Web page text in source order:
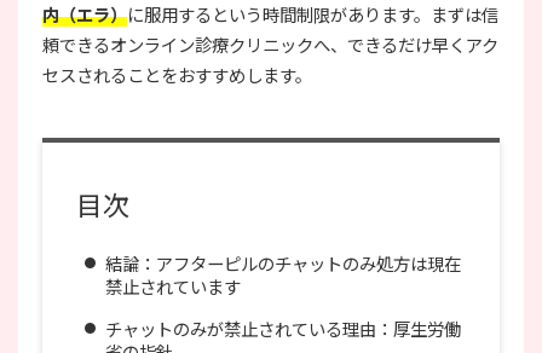
内（エラ）に服用するという時間制限があります。まずは信
頼できるオンライン診療クリニックへ、できるだけ早くアク
セスされることをおすすめします。
目次
結論：アフターピルのチャットのみ処方は現在
禁止されています
チャットのみが禁止されている理由：厚生労働